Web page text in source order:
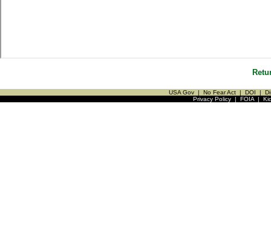
USA Gov | No Fear Act | DOI |
Privacy Policy| FOIA|